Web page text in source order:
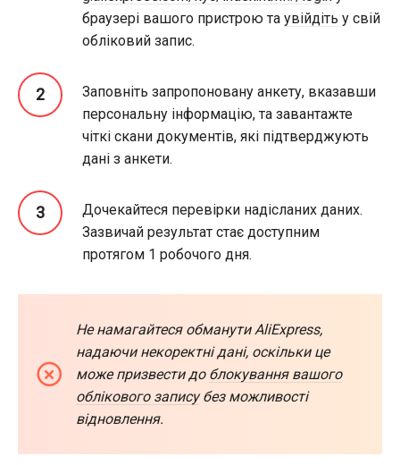
браузері вашого пристрою та увійдіть у свій
обліковий запис.
Заповніть запропоновану анкету, вказавши
персональну інформацію, та завантажте
чіткі скани документів, які підтверджують
дані з анкети.
Дочекайтеся перевірки надісланих даних.
Зазвичай результат стає доступним
протягом 1 робочого дня.
Не намагайтеся обманути AliExpress,
надаючи некоректні дані, оскільки це
може призвести до блокування вашого
облікового записубез можливості
відновлення.